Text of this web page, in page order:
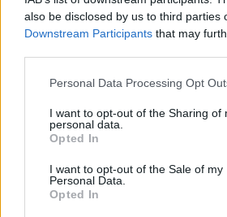
also be disclosed by us to third parties
Downstream Participants that may
Personal Data Processing Opt
I want to opt-out of the Sharing of
personal data.
Opted In
I want to opt-out of the Sale of my
Personal Data.
Opted In